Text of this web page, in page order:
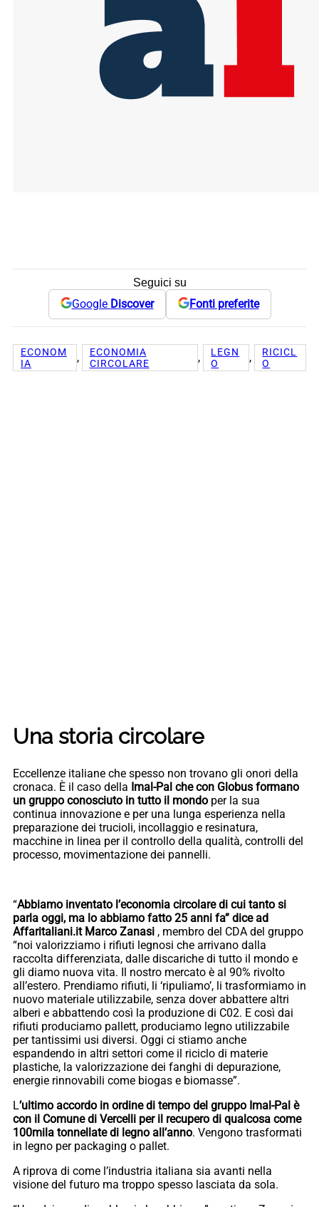
Seguici su
Google Discover Fonti preferite
ECONOM
IA
,
ECONOMIA
CIRCOLARE
,
LEGN
O
,
RICICL
O
Una storia circolare
Eccellenze italiane che spesso non trovano gli onori della
cronaca. È il caso della Imal-Pal che con Globus formano
un gruppo conosciuto in tutto il mondo per la sua
continua innovazione e per una lunga esperienza nella
preparazione dei trucioli, incollaggio e resinatura,
macchine in linea per il controllo della qualità, controlli del
processo, movimentazione dei pannelli.
“Abbiamo inventato l’economia circolare di cui tanto si
parla oggi, ma lo abbiamo fatto 25 anni fa” dice ad
Affaritaliani.it Marco Zanasi , membro del CDA del gruppo
“noi valorizziamo i rifiuti legnosi che arrivano dalla
raccolta differenziata, dalle discariche di tutto il mondo e
gli diamo nuova vita. Il nostro mercato è al 90% rivolto
all’estero. Prendiamo rifiuti, li ‘ripuliamo’, li trasformiamo in
nuovo materiale utilizzabile, senza dover abbattere altri
alberi e abbattendo così la produzione di C02. E così dai
rifiuti produciamo pallett, produciamo legno utilizzabile
per tantissimi usi diversi. Oggi ci stiamo anche
espandendo in altri settori come il riciclo di materie
plastiche, la valorizzazione dei fanghi di depurazione,
energie rinnovabili come biogas e biomasse”.
L’ultimo accordo in ordine di tempo del gruppo Imal-Pal è
con il Comune di Vercelli per il recupero di qualcosa come
100mila tonnellate di legno all’anno. Vengono trasformati
in legno per packaging o pallet.
A riprova di come l’industria italiana sia avanti nella
visione del futuro ma troppo spesso lasciata da sola.